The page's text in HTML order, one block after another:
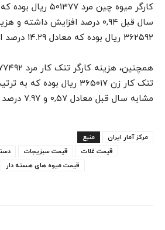
کارگر میوه چین مرد
سال قبل ۰,۹۴ درصد افزایش
۳۶۲۵۹۲ ریال بوده که معادل ۱۴.۲۹ درصد افزایش داشته است.
تنک کار زن ۳۶۵۰۱۷ ریال
مشابه سال قبل معادل ۰,۵۷ و ۷.۹۷ درصد افزایش داشته است.
منبع
مرکز آمار ایران
قیمت سبزیجات
قیمت غلات
قیمت میوه های هسته دار